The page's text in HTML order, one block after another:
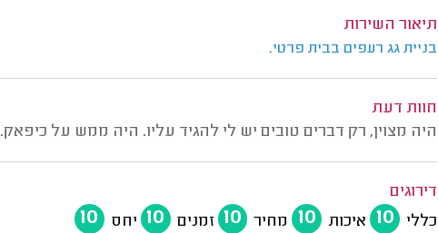
תיאור השירות
בניית גג רעפים בבית פרטי.
חוות דעת
היה מצוין, רק דברים טובים יש לי להגיד עליו. היה ממש על כיפאק.
דירוגים
כללי
10 איכות 10 מחיר 10 זמנים 10 יחס 10